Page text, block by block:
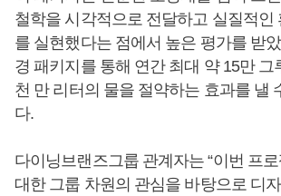
철학을 시각적으로 전달하고 실질적인
를 실현했다는 점에서 높은 평가를 받
경 패키지를 통해 연간 최대 약 15만 그
천 만 리터의 물을 절약하는 효과를 낼
다.
다이닝브랜즈그룹 관계자는 “이번 프
대한 그룹 차원의 관심을 바탕으로 디